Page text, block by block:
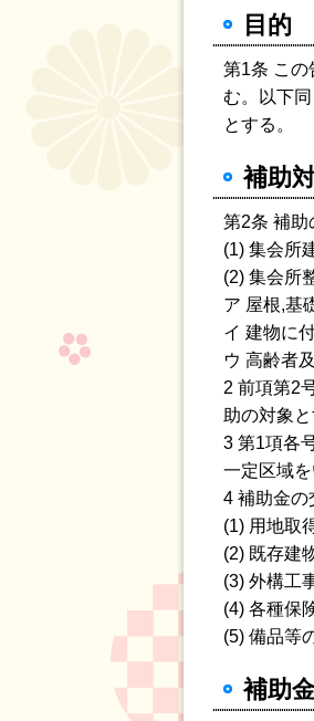
目的
第1条 この
む。以下
とする。
補助
第2条 補助
(1) 集会所
(2) 集会所
ア 屋根,基
イ 建物に
ウ 高齢者
2 前項第2
助の対象と
3 第1項各
一定区域
4 補助金の
(1) 用地取
(2) 既存建
(3) 外構工
(4) 各種保
(5) 備品等
補助